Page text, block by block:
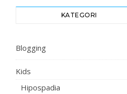
KATEGORI
Blogging
Kids
Hipospadia